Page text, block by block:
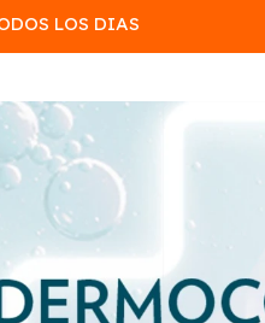
LOS DIAS